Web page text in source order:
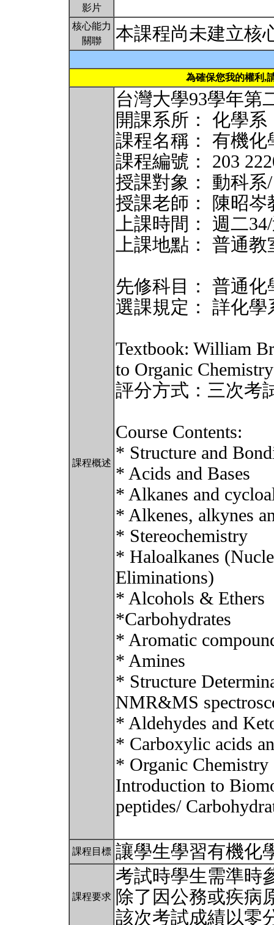
影片
核心能力
關聯
本課程尚未建立核
為確保您我的權利,
課程概述
台灣大學93學年第
開課系所： 化學系
課程名稱： 有機化
課程編號： 203
授課對象： 動科系
授課老師： 陳昭岑
上課時間： 週二
上課地點： 普通教
先修科目： 普通化
選課規定： 詳化學
Textbook: William
to Organic
評分方式：三次考
Course Contents:
* Structure and
* Acids and Bases
* Alkanes and
* Alkenes, alkynes
* Stereochemistry
* Haloalkanes
Eliminations)
* Alcohols & Ethers
*Carbohydrates
* Aromatic
* Amines
* Structure
NMR&MS
* Aldehydes and
* Carboxylic acids
* Organic
Introduction to
peptides/
課程目標 讓學生學習有機化
課程要求
考試時學生需準時
除了因公務或疾病
該次考試成績以零